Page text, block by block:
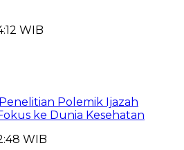
WIB
Polemik Ijazah
ke Dunia Kesehatan
WIB